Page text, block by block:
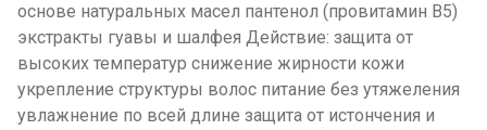
основе натуральных масел пантенол (провитамин В5)
экстракты гуавы и шалфея Действие: защита от
высоких температур снижение жирности кожи
укрепление структуры волос питание без утяжеления
увлажнение по всей длине защита от истончения и